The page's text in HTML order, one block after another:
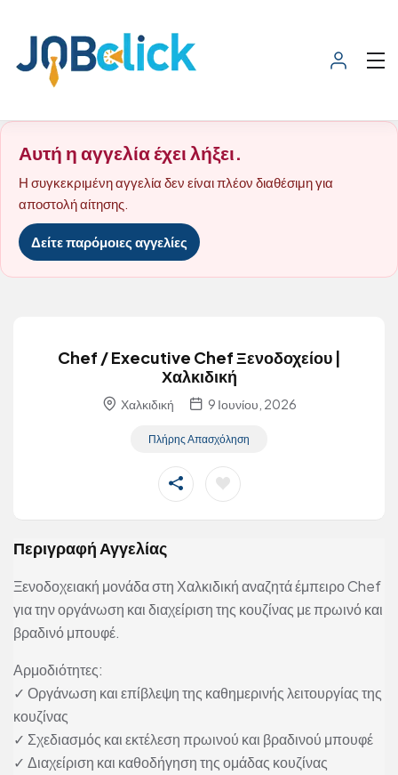
Αυτή η αγγελία έχει λήξει.
Η συγκεκριμένη αγγελία δεν είναι πλέον διαθέσιμη για
αποστολή αίτησης.
Δείτε παρόμοιες αγγελίες
Chef / Executive Chef Ξενοδοχείου |
Χαλκιδική
Χαλκιδική 9 Ιουνίου, 2026
Πλήρης Απασχόληση
Περιγραφή Αγγελίας
Ξενοδοχειακή μονάδα στη Χαλκιδική αναζητά έμπειρο Chef
για την οργάνωση και διαχείριση της κουζίνας με πρωινό και
βραδινό μπουφέ.
Αρμοδιότητες:
✓ Οργάνωση και επίβλεψη της καθημερινής λειτουργίας της
κουζίνας
✓ Σχεδιασμός και εκτέλεση πρωινού και βραδινού μπουφέ
✓ Διαχείριση και καθοδήγηση της ομάδας κουζίνας